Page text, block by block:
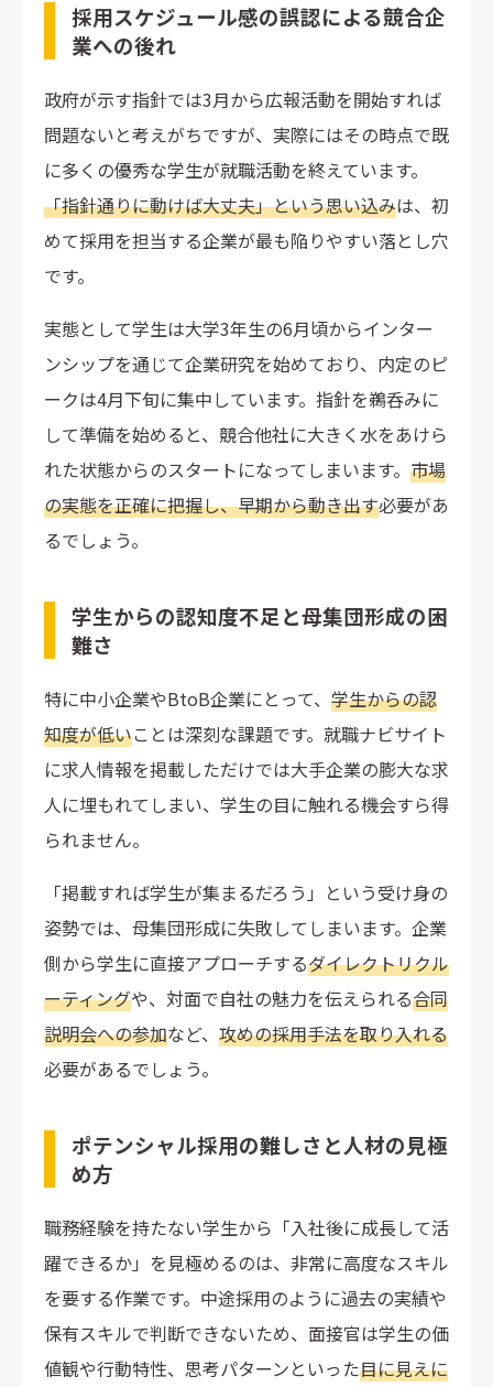
採用スケジュール感の誤認による競合企
業への後れ
政府が示す指針では3月から広報活動を開始すれば
問題ないと考えがちですが、実際にはその時点で既
に多くの優秀な学生が就職活動を終えています。
「指針通りに動けば大丈夫」という思い込みは、初
めて採用を担当する企業が最も陥りやすい落とし穴
です。
実態として学生は大学3年生の6月頃からインター
ンシップを通じて企業研究を始めており、内定のピ
ークは4月下旬に集中しています。指針を鵜呑みに
して準備を始めると、競合他社に大きく水をあけら
れた状態からのスタートになってしまいます。 市場
の実態を正確に把握し、早期から動き出す必要があ
るでしょう。
学生からの認知度不足と母集団形成の困
難さ
特に中小企業やBtoB企業にとって、 学生からの認
知度が低いことは深刻な課題です。就職ナビサイト
に求人情報を掲載しただけでは大手企業の膨大な求
人に埋もれてしまい、学生の目に触れる機会すら得
られません。
「掲載すれば学生が集まるだろう」という受け身の
姿勢では、母集団形成に失敗してしまいます。企業
側から学生に直接アプローチするダイレクトリクル
ーティングや、対面で自社の魅力を伝えられる合同
説明会への参加など、 攻めの採用手法を取り入れる
必要があるでしょう。
ポテンシャル採用の難しさと人材の見極
め方
職務経験を持たない学生から「入社後に成長して活
躍できるか」を見極めるのは、非常に高度なスキル
を要する作業です。中途採用のように過去の実績や
保有スキルで判断できないため、面接官は学生の価
値観や行動特性、思考パターンといった目に見えに